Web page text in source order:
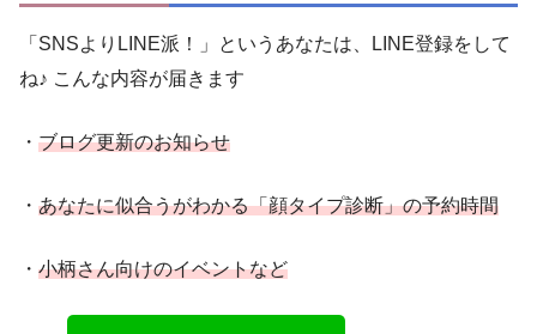
「SNSよりLINE派！」というあなたは、LINE登録をして
ね♪ こんな内容が届きます
・ ブログ更新のお知らせ
・ あなたに似合うがわかる「顔タイプ診断」の予約時間
・ 小柄さん向けのイベントなど